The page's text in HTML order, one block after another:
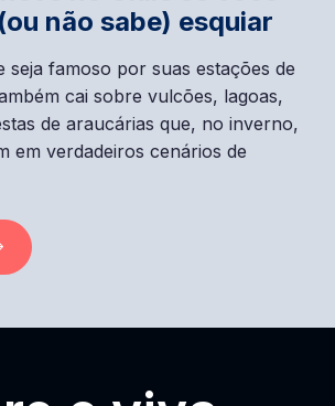
não sabe) esquiar
seja famoso por suas estações de
cai sobre vulcões, lagoas,
de araucárias que, no inverno,
em verdadeiros cenários de